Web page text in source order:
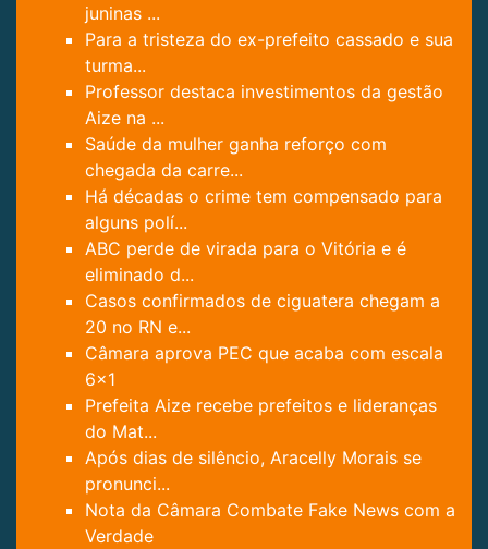
juninas ...
Para a tristeza do ex-prefeito cassado e sua
turma...
Professor destaca investimentos da gestão
Aize na ...
Saúde da mulher ganha reforço com
chegada da carre...
Há décadas o crime tem compensado para
alguns polí...
ABC perde de virada para o Vitória e é
eliminado d...
Casos confirmados de ciguatera chegam a
20 no RN e...
Câmara aprova PEC que acaba com escala
6x1
Prefeita Aize recebe prefeitos e lideranças
do Mat...
Após dias de silêncio, Aracelly Morais se
pronunci...
Nota da Câmara Combate Fake News com a
Verdade